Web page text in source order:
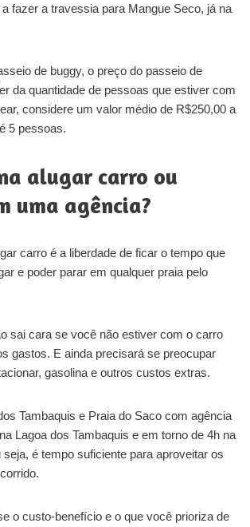
fazer a travessia para Mangue Seco, já na
de buggy, o preço do passeio de
da quantidade de pessoas que estiver com
considere um valor médio de R$250,00 a
5 pessoas.
alugar carro ou
uma agência?
carro é a liberdade de ficar o tempo que
e poder parar em qualquer praia pelo
sai cara se você não estiver com o carro
gastos. E ainda precisará se preocupar
gasolina e outros custos extras.
Tambaquis e Praia do Saco com agência
Lagoa dos Tambaquis e em torno de 4h na
é tempo suficiente para aproveitar os
o custo-benefício e o que você prioriza de